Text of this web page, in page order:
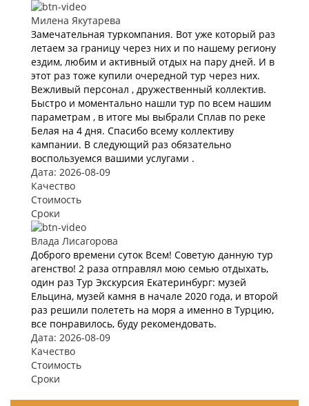
Милена Якутарева
Замечательная туркомпания. Вот уже который раз
летаем за границу через них и по нашему региону
ездим, любим и активный отдых на пару дней. И в
этот раз тоже купили очередной тур через них.
Вежливый персонал , дружественный коллектив.
Быстро и моментально нашли тур по всем нашим
параметрам , в итоге мы выбрали Сплав по реке
Белая на 4 дня. Спасибо всему коллективу
кампании. В следующий раз обязательно
воспользуемся вашими услугами .
Дата: 2026-08-09
Качество
Стоимость
Сроки
Влада Лисагорова
Доброго времени суток Всем! Советую данную тур
агенство! 2 раза отправлял мою семью отдыхать,
один раз Тур Экскурсия Екатеринбург: музей
Ельцина, музей камня в начале 2020 года, и второй
раз решили полететь на моря а именно в Турцию,
все понравилось, буду рекомендовать.
Дата: 2026-08-09
Качество
Стоимость
Сроки